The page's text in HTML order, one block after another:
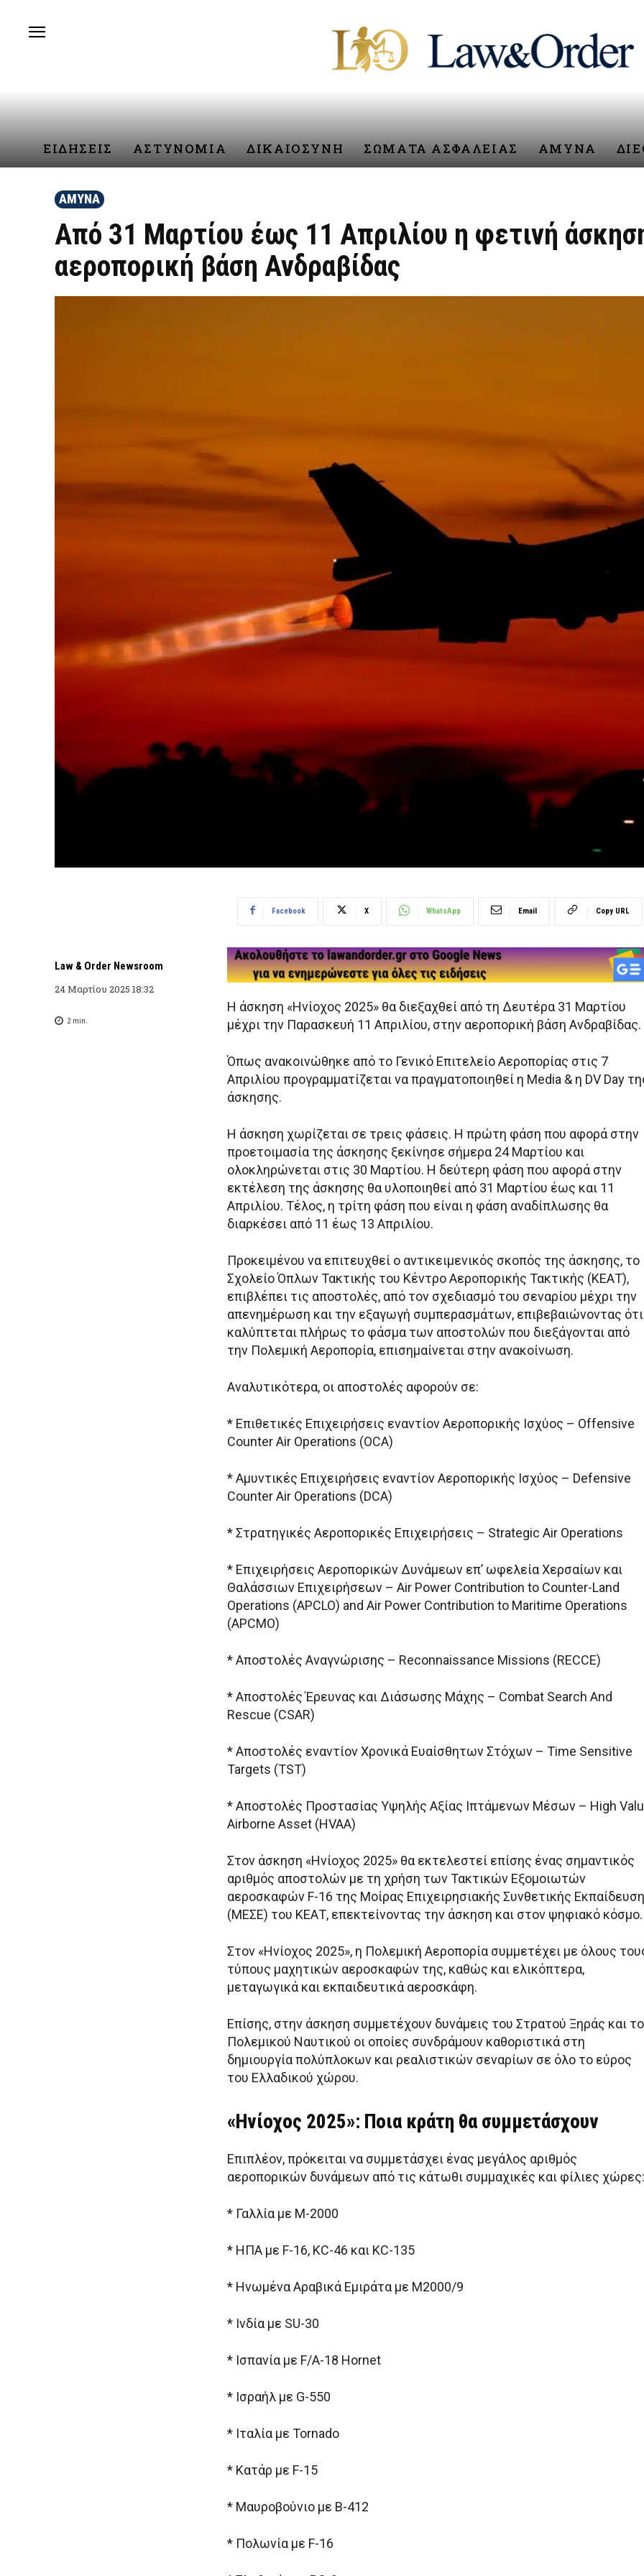
ΕΙΔΗΣΕΙΣ ΑΣΤΥΝΟΜΙΑ ΔΙΚΑΙΟΣΥΝΗ ΣΩΜΑΤΑ ΑΣΦΑΛΕΙΑΣ ΑΜΥΝΑ
ΑΜΥΝΑ
Από 31 Μαρτίου έως 11 Απριλίου η φετινή
αεροπορική βάση Ανδραβίδας
Law & Order Newsroom
24 Μαρτίου 2025 18:32
2min.
Facebook X WhatsApp Email Copy URL
Η άσκηση «Ηνίοχος 2025» θα διεξαχθεί από τη Δευτέρα 31 Μαρτίου
μέχρι την Παρασκευή 11 Απριλίου, στην αεροπορική βάση Ανδραβίδας.
Όπως ανακοινώθηκε από το Γενικό Επιτελείο Αεροπορίας στις 7
Απριλίου προγραμματίζεται να πραγματοποιηθεί η Media & η DV Day
άσκησης.
H άσκηση χωρίζεται σε τρεις φάσεις. Η πρώτη φάση που αφορά στην
προετοιμασία της άσκησης ξεκίνησε σήμερα 24 Μαρτίου και
ολοκληρώνεται στις 30 Μαρτίου. Η δεύτερη φάση που αφορά στην
εκτέλεση της άσκησης θα υλοποιηθεί από 31 Μαρτίου έως και 11
Απριλίου. Τέλος, η τρίτη φάση που είναι η φάση αναδίπλωσης θα
διαρκέσει από 11 έως 13 Απριλίου.
Προκειμένου να επιτευχθεί ο αντικειμενικός σκοπός της άσκησης, το
Σχολείο Όπλων Τακτικής του Κέντρο Αεροπορικής Τακτικής (ΚΕΑΤ),
επιβλέπει τις αποστολές, από τον σχεδιασμό του σεναρίου μέχρι την
απενημέρωση και την εξαγωγή συμπερασμάτων, επιβεβαιώνοντας ότι
καλύπτεται πλήρως το φάσμα των αποστολών που διεξάγονται από
την Πολεμική Αεροπορία, επισημαίνεται στην ανακοίνωση.
Αναλυτικότερα, οι αποστολές αφορούν σε:
* Επιθετικές Επιχειρήσεις εναντίον Αεροπορικής Ισχύος – Offensive
Counter Air Operations (OCA)
* Αμυντικές Επιχειρήσεις εναντίον Αεροπορικής Ισχύος – Defensive
Counter Air Operations (DCA)
* Στρατηγικές Αεροπορικές Επιχειρήσεις – Strategic Air Operations
* Επιχειρήσεις Αεροπορικών Δυνάμεων επ’ ωφελεία Χερσαίων και
Θαλάσσιων Επιχειρήσεων – Air Power Contribution to Counter-Land
Operations (APCLO) and Air Power Contribution to Maritime Operations
(APCMO)
* Αποστολές Αναγνώρισης – Reconnaissance Missions (RECCE)
* Αποστολές Έρευνας και Διάσωσης Μάχης – Combat Search And
Rescue (CSAR)
* Αποστολές εναντίον Χρονικά Ευαίσθητων Στόχων – Time Sensitive
Targets (TST)
* Αποστολές Προστασίας Υψηλής Αξίας Ιπτάμενων Μέσων – High
Airborne Asset (HVAA)
Στον άσκηση «Ηνίοχος 2025» θα εκτελεστεί επίσης ένας σημαντικός
αριθμός αποστολών με τη χρήση των Τακτικών Εξομοιωτών
αεροσκαφών F-16 της Μοίρας Επιχειρησιακής Συνθετικής
(ΜΕΣΕ) του ΚΕΑΤ, επεκτείνοντας την άσκηση και στον ψηφιακό κόσμο.
Στον «Ηνίοχος 2025», η Πολεμική Αεροπορία συμμετέχει με όλους
τύπους μαχητικών αεροσκαφών της, καθώς και ελικόπτερα,
μεταγωγικά και εκπαιδευτικά αεροσκάφη.
Επίσης, στην άσκηση συμμετέχουν δυνάμεις του Στρατού Ξηράς και
Πολεμικού Ναυτικού οι οποίες συνδράμουν καθοριστικά στη
δημιουργία πολύπλοκων και ρεαλιστικών σεναρίων σε όλο το εύρος
του Ελλαδικού χώρου.
«Ηνίοχος 2025»: Ποια κράτη θα συμμετάσχουν
Επιπλέον, πρόκειται να συμμετάσχει ένας μεγάλος αριθμός
αεροπορικών δυνάμεων από τις κάτωθι συμμαχικές και φίλιες χώρες:
* Γαλλία με Μ-2000
* ΗΠΑ με F-16, KC-46 και KC-135
* Ηνωμένα Αραβικά Εμιράτα με M2000/9
* Ινδία με SU-30
* Ισπανία με F/A-18 Hornet
* Ισραήλ με G-550
* Ιταλία με Tornado
* Κατάρ με F-15
* Μαυροβούνιο με B-412
* Πολωνία με F-16